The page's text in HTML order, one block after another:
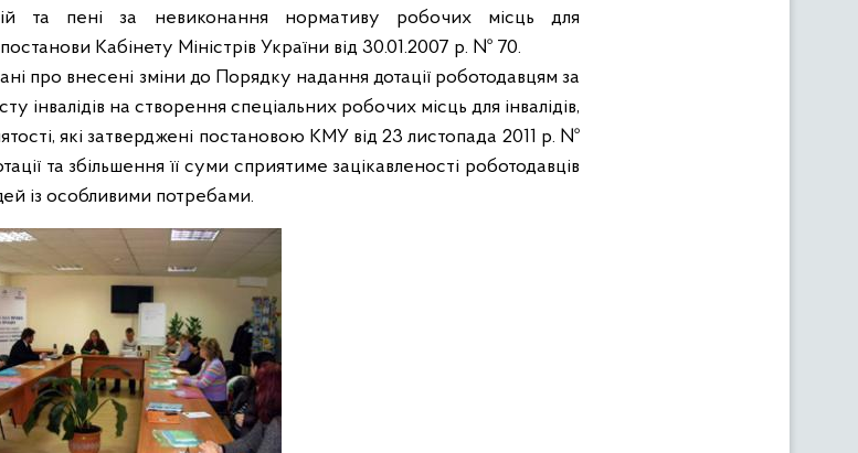
та пені за невиконання нормативу робочих місць для
Кабінету Міністрів України від 30.01.2007 р. № 70.
про внесені зміни до Порядку надання дотації роботодавцям за
інвалідів на створення спеціальних робочих місць для інвалідів,
які затверджені постановою КМУ від 23 листопада 2011 р. №
та збільшення її суми сприятиме зацікавленості роботодавців
із особливими потребами.